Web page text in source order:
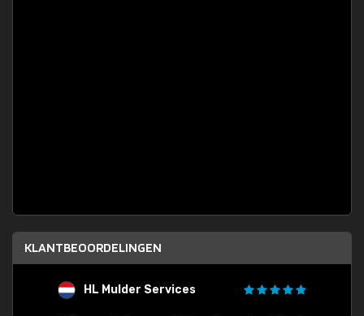
KLANTBEOORDELINGEN
HL Mulder Services